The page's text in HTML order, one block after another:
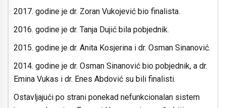
2017. godine je dr. Zoran Vukojević bio finalista.
2016. godine je dr. Tanja Dujić bila pobjednik.
2015. godine je dr. Anita Kosjerina i dr. Osman Sinanović.
2014. godine je dr. Osman Sinanović bio pobjednik, a dr.
Emina Vukas i dr. Enes Abdović su bili finalisti.
Ostavljajući po strani ponekad nefunkcionalan sistem